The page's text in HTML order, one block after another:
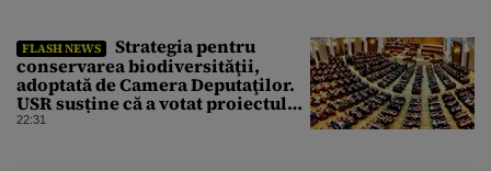
FLASH NEWS
Strategia pentru
conservarea biodiversităţii,
adoptată de Camera Deputaţilor.
USR susține că a votat proiectul
cu amendamentele PSD pentru a
22:31